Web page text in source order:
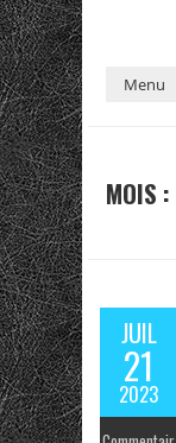
MOIS :
JUIL
21
2023